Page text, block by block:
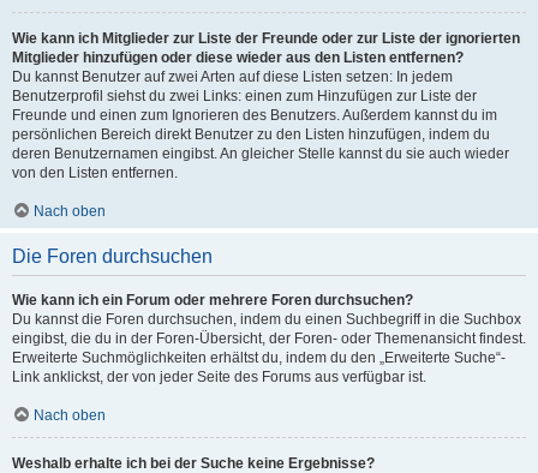
Wie kann ich Mitglieder zur Liste der Freunde oder zur Liste der ignorierten
Mitglieder hinzufügen oder diese wieder aus den Listen entfernen?
Du kannst Benutzer auf zwei Arten auf diese Listen setzen: In jedem
Benutzerprofil siehst du zwei Links: einen zum Hinzufügen zur Liste der
Freunde und einen zum Ignorieren des Benutzers. Außerdem kannst du im
persönlichen Bereich direkt Benutzer zu den Listen hinzufügen, indem du
deren Benutzernamen eingibst. An gleicher Stelle kannst du sie auch wieder
von den Listen entfernen.
Nach oben
Die Foren durchsuchen
Wie kann ich ein Forum oder mehrere Foren durchsuchen?
Du kannst die Foren durchsuchen, indem du einen Suchbegriff in die Suchbox
eingibst, die du in der Foren-Übersicht, der Foren- oder Themenansicht findest.
Erweiterte Suchmöglichkeiten erhältst du, indem du den „Erweiterte Suche“-
Link anklickst, der von jeder Seite des Forums aus verfügbar ist.
Nach oben
Weshalb erhalte ich bei der Suche keine Ergebnisse?